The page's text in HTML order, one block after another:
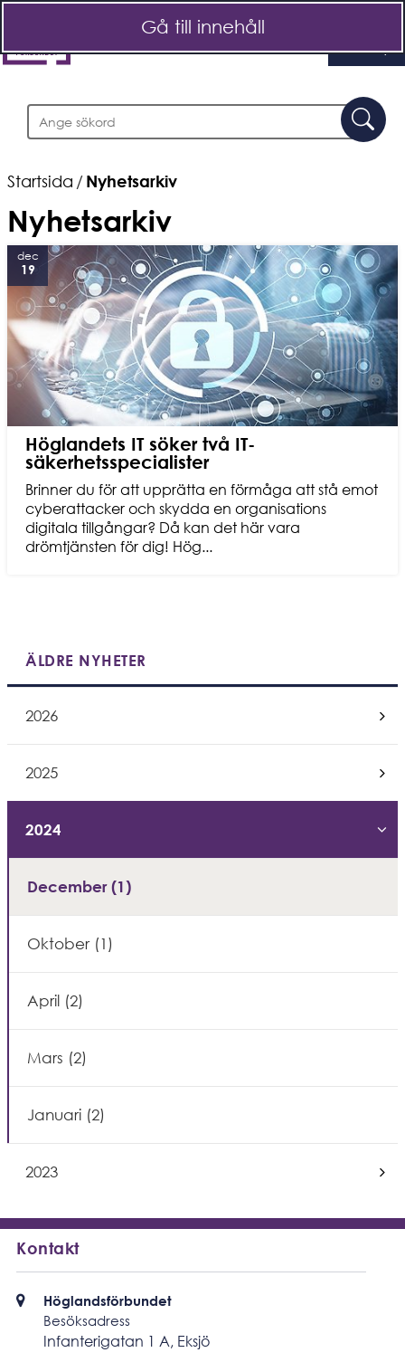
Gå till innehåll
Sök
Startsida /Nyhetsarkiv
Nyhetsarkiv
dec
19
Höglandets IT söker två IT-
säkerhetsspecialister
Brinner du för att upprätta en förmåga att stå emot
cyberattacker och skydda en organisations
digitala tillgångar? Då kan det här vara
drömtjänsten för dig! Hög...
ÄLDRE NYHETER
2026
2025
2024
December (1)
Oktober (1)
April (2)
Mars (2)
Januari (2)
2023
Kontakt
Besöksadress
Höglandsförbundet
Besöksadress
Infanterigatan 1 A, Eksjö